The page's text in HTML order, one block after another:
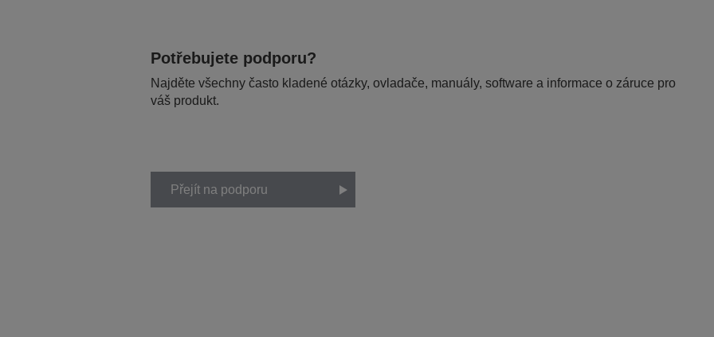
Potřebujete podporu?
Najděte všechny často kladené otázky, ovladače, manuály, software a informace o záruce pro
váš produkt.
Přejít na podporu